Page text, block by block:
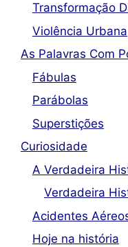
Transformação
Violência Urbana
As Palavras Com
Fábulas
Parábolas
Superstições
Curiosidade
A Verdadeira
Verdadeira
Acidentes
Hoje na história